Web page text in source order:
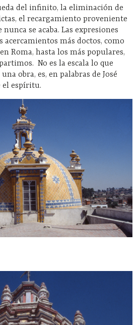
del infinito, la eliminación de
el recargamiento proveniente
se acaba. Las expresiones
acercamientos más doctos, como
Roma, hasta los más populares,
No es la escala lo que
obra, es, en palabras de José
el espíritu.